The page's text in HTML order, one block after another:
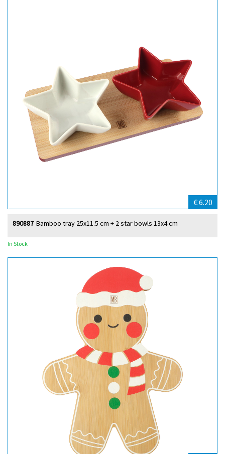
€ 6.20
Bamboo tray 25x11.5 cm + 2 star bowls 13x4 cm
890887
In Stock